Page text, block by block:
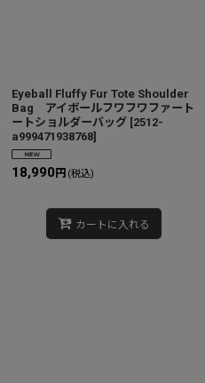
Eyeball Fluffy Fur Tote Shoulder
Bag アイボールフワフワファート
ートショルダーバッグ [2512-
a999471938768]
18,990 円 (税込)
カートに入れる